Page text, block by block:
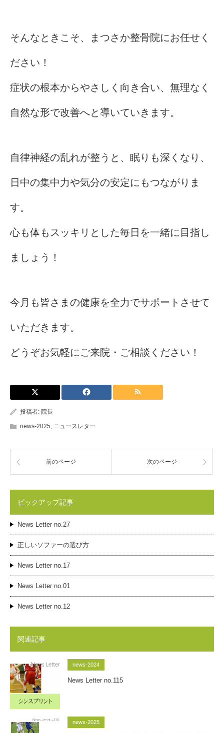
そんなときこそ、まつさか整骨院にお任せく
ださい！
症状の根本からやさしく向き合い、無理なく
自然な形で改善へと導いていきます。
自律神経の乱れが整うと、眠りも深くなり、
日中の集中力や気分の安定にもつながりま
す。
心も体もスッキリとした毎日を一緒に目指し
ましょう！
今月も皆さまの健康を全力でサポートさせて
いただきます。
どうぞお気軽にご来院・ご相談ください！
投稿者: 院長
news-2025, ニュースレター
前のページ 次のページ
ピックアップ記事
News Letter no.27
正しいソファーの選び方
News Letter no.17
News Letter no.01
News Letter no.12
関連記事
news-2024
News Letter no.115
news-2025